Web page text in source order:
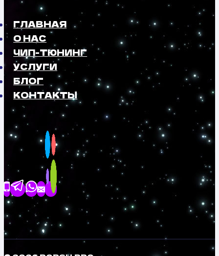
ГЛАВНАЯ
О НАС
ЧИП-ТЮНИНГ
УСЛУГИ
БЛОГ
КОНТАКТЫ